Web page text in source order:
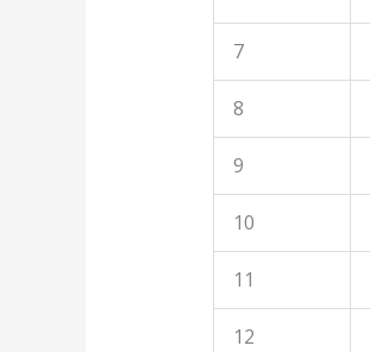
7
8
9
10
11
12